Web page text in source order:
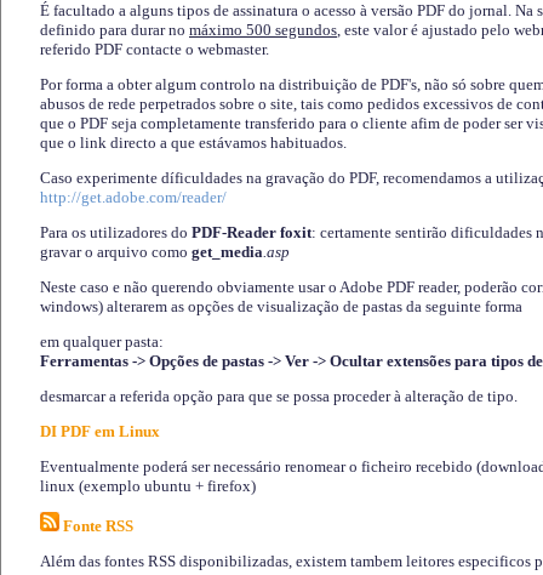
É facultado a alguns tipos de assinatura o acesso à versão PDF do jornal. Na
definido para durar no máximo 500 segundos, este valor é ajustado pelo
referido PDF contacte o webmaster.
Por forma a obter algum controlo na distribuição de PDF's, não só sobre
abusos de rede perpetrados sobre o site, tais como pedidos excessivos de
que o PDF seja completamente transferido para o cliente afim de poder ser
que o link directo a que estávamos habituados.
Caso experimente díficuldades na gravação do PDF, recomendamos a
http://get.adobe.com/reader/
Para os utilizadores do PDF-Reader foxit: certamente sentirão dificuldades
gravar o arquivo como get_media.asp
Neste caso e não querendo obviamente usar o Adobe PDF reader, poderão
windows) alterarem as opções de visualização de pastas da seguinte forma
em qualquer pasta:
Ferramentas -> Opções de pastas -> Ver -> Ocultar extensões para tipos
desmarcar a referida opção para que se possa proceder à alteração de tipo.
DI PDF em Linux
Eventualmente poderá ser necessário renomear o ficheiro recebido
linux (exemplo ubuntu + firefox)
Fonte RSS
Além das fontes RSS disponibilizadas, existem tambem leitores especificos